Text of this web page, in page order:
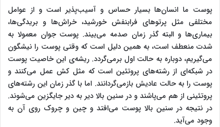
پوست ما انسان‌ها بسیار حساس و آسیب‌پذیر است و از عوامل
مختلفی مثل پرتوهای فرابنفش خورشید، خراش‌ها و بریدگی‌ها،
بیماری‌ها و البته گذر زمان صدمه می‌بیند. پوست جوان معمولا به
شدت منعطف است، به همین دلیل است که وقتی پوست را نیشگون
می‌گیریم، دوباره به حالت اول برمی‌گردد. ریشه‌ی این خاصیت پوست
در شبکه‌ای از رشته‌های پروتئین است که مثل کش عمل می‌کنند و
پوست را به حالت عادیش بازمی‌گردانند. اما با گذر زمان این رشته‌های
پروتئینی از هم می‌پاشند و در سنین بالا دیر به دیر جایگزین می‌شوند.
در نتیجه در سنین بالا پوست می‌افتد و چین و چروک روی آن به
وجود می‌آید.